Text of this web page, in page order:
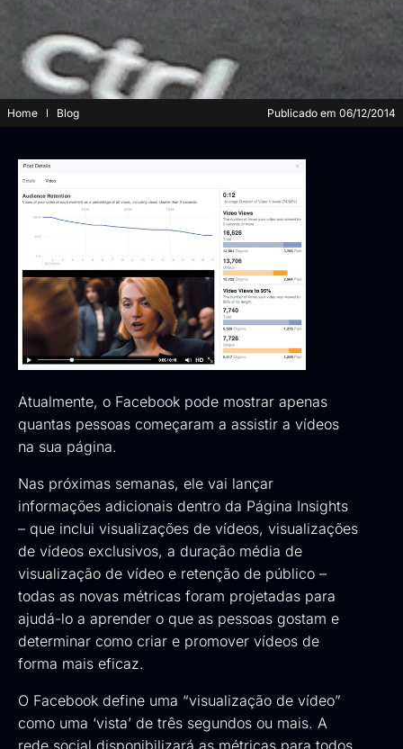
Home Blog Publicado em 06/12/2014
Atualmente, o Facebook pode mostrar apenas
quantas pessoas começaram a assistir a vídeos
na sua página.
Nas próximas semanas, ele vai lançar
informações adicionais dentro da Página Insights
– que inclui visualizações de vídeos, visualizações
de vídeos exclusivos, a duração média de
visualização de vídeo e retenção de público –
todas as novas métricas foram projetadas para
ajudá-lo a aprender o que as pessoas gostam e
determinar como criar e promover vídeos de
forma mais eficaz.
O Facebook define uma “visualização de vídeo”
como uma ‘vista’ de três segundos ou mais. A